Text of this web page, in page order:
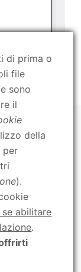
Coach
desiderato.
CONTATTI
di prima o
file
sono
il
della
per
).
abilitare
.